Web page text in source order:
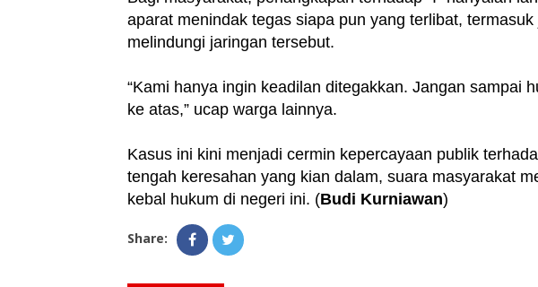
aparat menindak tegas siapa pun yang terlibat,
melindungi jaringan tersebut.
“Kami hanya ingin keadilan ditegakkan. Jangan sampai
ke atas,” ucap warga lainnya.
Kasus ini kini menjadi cermin kepercayaan publik
tengah keresahan yang kian dalam, suara masyarakat
kebal hukum di negeri ini. (Budi Kurniawan)
Share: